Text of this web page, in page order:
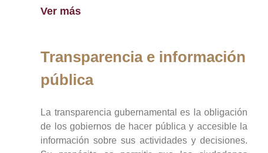
Ver más
Transparencia e información
pública
La transparencia gubernamental es la obligación
de los gobiernos de hacer pública y accesible la
información sobre sus actividades y decisiones.